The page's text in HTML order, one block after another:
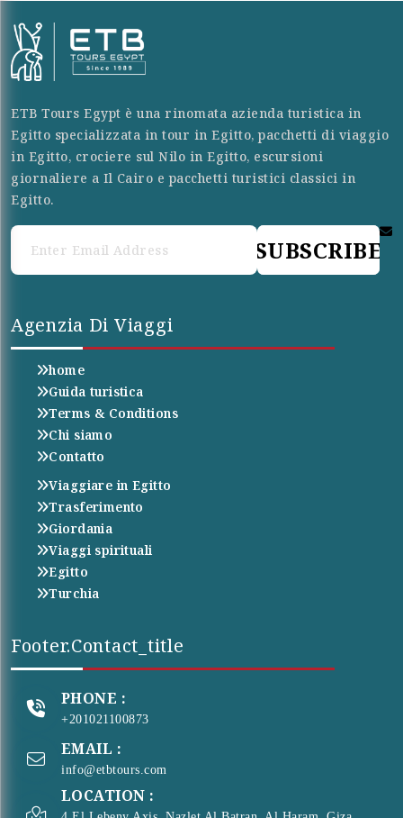
ETB Tours Egypt è una rinomata azienda turistica in
Egitto specializzata in tour in Egitto, pacchetti di viaggio
in Egitto, crociere sul Nilo in Egitto, escursioni
giornaliere a Il Cairo e pacchetti turistici classici in
Egitto.
SUBSCRIBE
Agenzia Di Viaggi
home
Guida turistica
Terms & Conditions
Chi siamo
Contatto
Viaggiare in Egitto
Trasferimento
Giordania
Viaggi spirituali
Egitto
Turchia
Footer.contact_title
PHONE :
+201021100873
EMAIL :
info@etbtours.com
LOCATION :